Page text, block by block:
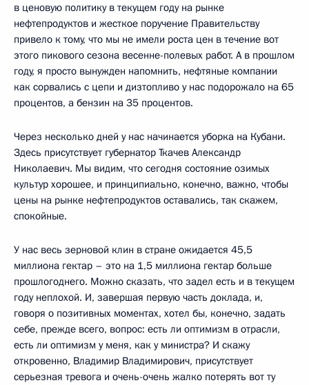
в ценовую политику в текущем году на рынке
нефтепродуктов и жесткое поручение Правительству
привело к тому, что мы не имели роста цен в течение вот
этого пикового сезона весенне-полевых работ. А в прошлом
году, я просто вынужден напомнить, нефтяные компании
как сорвались с цепи и дизтопливо у нас подорожало на 65
процентов, а бензин на 35 процентов.
Через несколько дней у нас начинается уборка на Кубани.
Здесь присутствует губернатор Ткачев Александр
Николаевич. Мы видим, что сегодня состояние озимых
культур хорошее, и принципиально, конечно, важно, чтобы
цены на рынке нефтепродуктов оставались, так скажем,
спокойные.
У нас весь зерновой клин в стране ожидается 45,5
миллиона гектар – это на 1,5 миллиона гектар больше
прошлогоднего. Можно сказать, что задел есть и в текущем
году неплохой. И, завершая первую часть доклада, и,
говоря о позитивных моментах, хотел бы, конечно, задать
себе, прежде всего, вопрос: есть ли оптимизм в отрасли,
есть ли оптимизм у меня, как у министра? И скажу
откровенно, Владимир Владимирович, присутствует
серьезная тревога и очень-очень жалко потерять вот ту